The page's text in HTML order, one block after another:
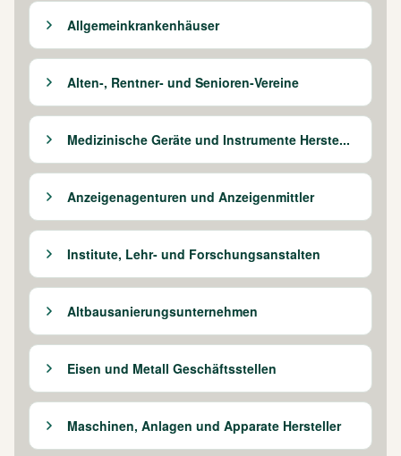
Allgemeinkrankenhäuser
Alten-, Rentner- und Senioren-Vereine
Medizinische Geräte und Instrumente Herste...
Anzeigenagenturen und Anzeigenmittler
Institute, Lehr- und Forschungsanstalten
Altbausanierungsunternehmen
Eisen und Metall Geschäftsstellen
Maschinen, Anlagen und Apparate Hersteller